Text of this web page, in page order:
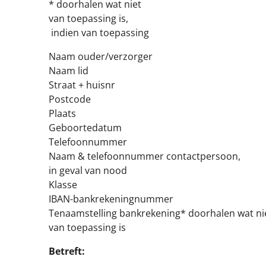
* doorhalen wat niet
van toepassing is,
indien van toepassing
Naam ouder/verzorger
Naam lid
Straat + huisnr
Postcode
Plaats
Geboortedatum
Telefoonnummer
Naam & telefoonnummer contactpersoon,
in geval van nood
Klasse
IBAN-bankrekeningnummer
Tenaamstelling bankrekening* doorhalen wat
van toepassing is
Betreft: